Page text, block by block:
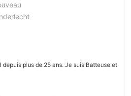
plus de 25 ans. Je suis Batteuse et